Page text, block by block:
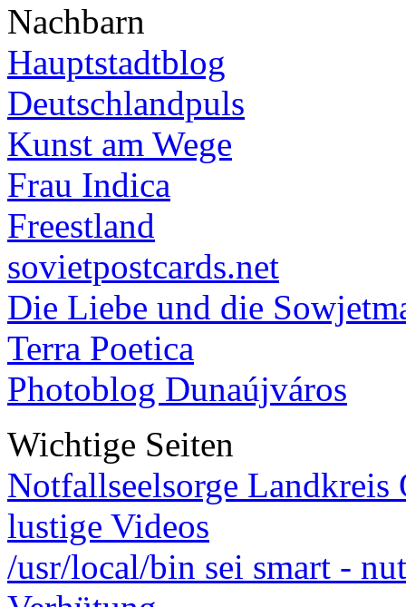
Nachbarn
Hauptstadtblog
Deutschlandpuls
Kunst am Wege
Frau Indica
Freestland
sovietpostcards.net
Die Liebe und die
Terra Poetica
Photoblog Dunaújváros
Wichtige Seiten
Notfallseelsorge Landkreis
lustige Videos
/usr/local/bin sei smart -